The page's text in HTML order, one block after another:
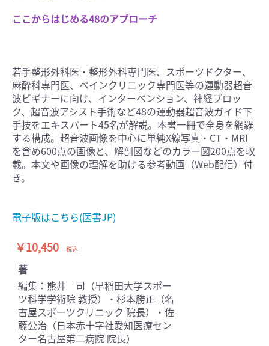
ここからはじめる48のアプローチ
若手整形外科医・整形外科専門医、スポーツドクター、
麻酔科専門医、ペインクリニック専門医等の運動器超音
波ビギナーに向け、インターベンション、神経ブロッ
ク、超音波アシスト手術など48の運動器超音波ガイド下
手技をエキスパート45名が解説。本書一冊で全身を網羅
する構成。超音波画像を中心に単純X線写真・CT・MRI
を含め600点の画像と、解剖図などのカラー図200点を収
載。本文や画像の理解を助ける参考動画（Web配信）付
き。
電子版はこちら(医書JP)
￥10,450 税込
著
編集：熊井 司（早稲田大学スポー
ツ科学学術院 教授）・杉本勝正（名
古屋スポーツクリニック 院長）・佐
藤公治（日本赤十字社愛知医療セン
ター名古屋第二病院 院長）